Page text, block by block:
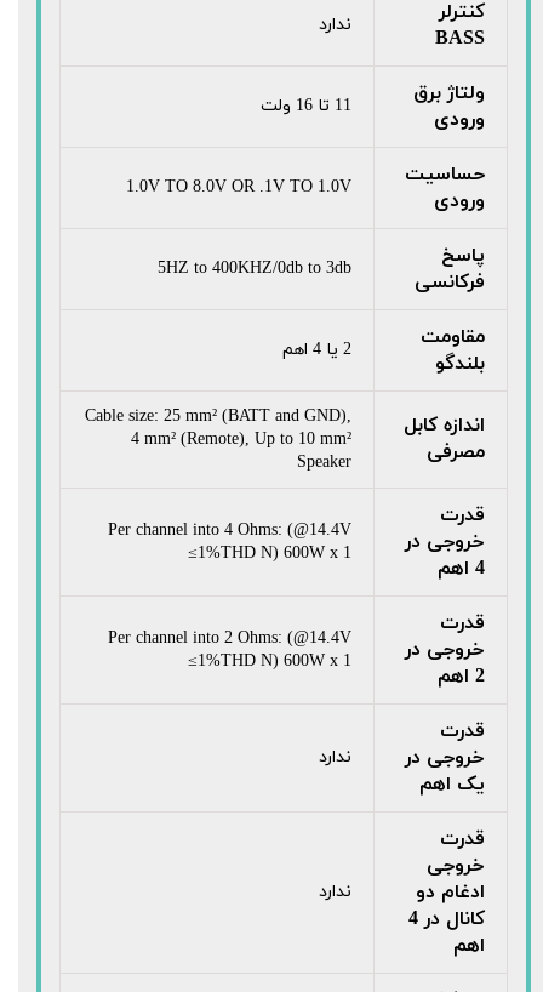
کنترلر
BASS
ندارد
ولتاژ برق
ورودی
11 تا 16 ولت
حساسیت
ورودی
1.0V TO 8.0V OR .1V TO 1.0V
پاسخ
فرکانسی
5HZ to 400KHZ/0db to 3db
مقاومت
بلندگو
2 یا 4 اهم
اندازه کابل
مصرفی
Cable size: 25 mm² (BATT and GND),
4 mm² (Remote), Up to 10 mm²
Speaker
قدرت
خروجی در
4 اهم
Per channel into 4 Ohms: (@14.4V
≤1%THD N) 600W x 1
قدرت
خروجی در
2 اهم
Per channel into 2 Ohms: (@14.4V
≤1%THD N) 600W x 1
قدرت
خروجی در
یک اهم
ندارد
قدرت
خروجی
ادغام دو
کانال در 4
اهم
ندارد